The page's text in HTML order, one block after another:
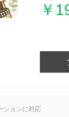
￥
ションに対応